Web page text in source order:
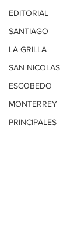
EDITORIAL
SANTIAGO
LA GRILLA
SAN NICOLAS
ESCOBEDO
MONTERREY
PRINCIPALES